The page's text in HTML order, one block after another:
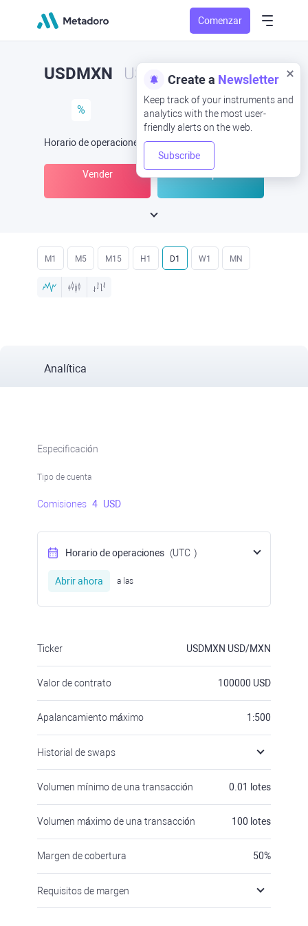
Comenzar
Create a Newsletter
Keep track of your instruments and
analytics with the most user-
friendly alerts on the web.
Subscribe
USDMXN USD/MXN
%
Horario de operaciones (UTC) -Abrir ahora
Vender
M1 M5 M15 H1 D1 W1 MN
Analítica
Especificación
Tipo de cuenta
Comisiones 4 USD
Horario de operaciones (UTC )
Abrir ahora a las
Ticker USDMXN USD/MXN
Valor de contrato 100000 USD
Apalancamiento máximo 1:500
Historial de swaps
Volumen mínimo de una transacción 0.01 lotes
Volumen máximo de una transacción 100 lotes
Margen de cobertura 50%
Requisitos de margen